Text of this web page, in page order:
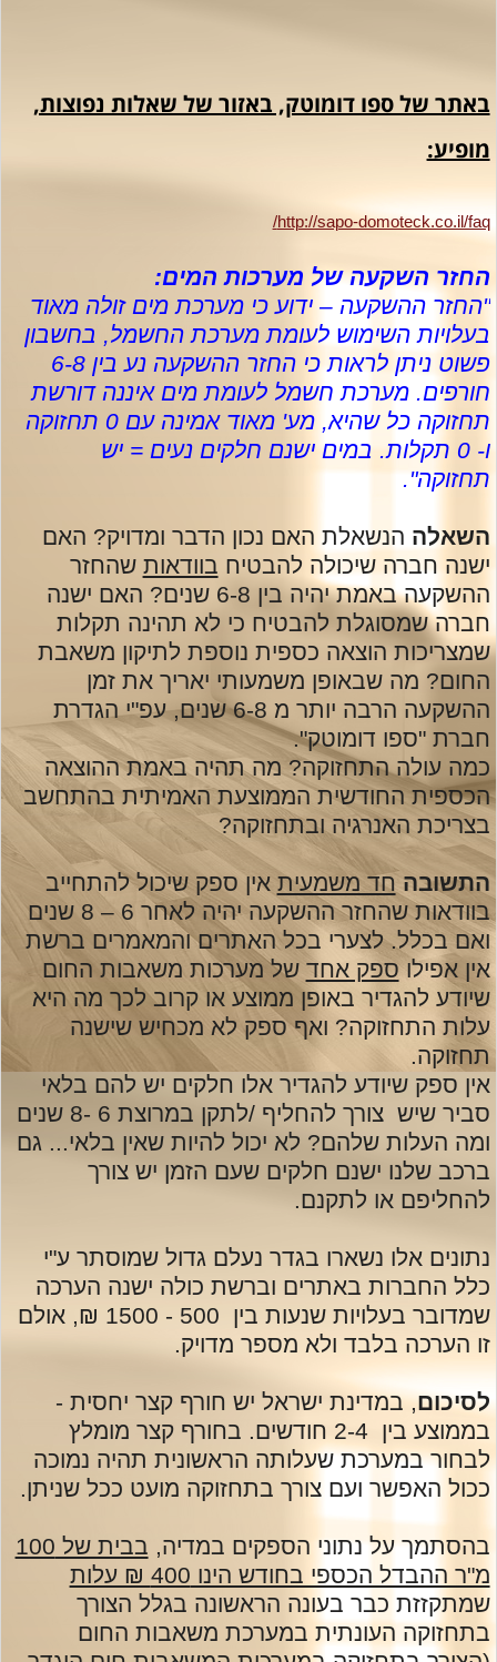
באתר של ספו דומוטק, באזור של שאלות נפוצות,
מופיע:
http://sapo-domoteck.co.il/faq
/
החזר השקעה של מערכות המים:
"החזר ההשקעה – ידוע כי מערכת מים זולה מאוד
בעלויות השימוש לעומת מערכת החשמל, בחשבון
פשוט ניתן לראות כי החזר ההשקעה נע בין 6-8
חורפים. מערכת חשמל לעומת מים איננה דורשת
תחזוקה כל שהיא, מע' מאוד אמינה עם 0 תחזוקה
ו- 0 תקלות. במים ישנם חלקים נעים = יש
תחזוקה"
.
השאלה הנשאלת האם נכון הדבר ומדויק? האם
ישנה חברה שיכולה להבטיח בוודאות שהחזר
ההשקעה באמת יהיה בין 6-8 שנים? האם ישנה
חברה שמסוגלת להבטיח כי לא תהינה תקלות
שמצריכות הוצאה כספית נוספת לתיקון משאבת
החום? מה שבאופן משמעותי יאריך את זמן
ההשקעה הרבה יותר מ 6-8 שנים, עפ"י הגדרת
חברת "ספו דומוטק".
כמה עולה התחזוקה? מה תהיה באמת ההוצאה
הכספית החודשית הממוצעת האמיתית בהתחשב
בצריכת האנרגיה ובתחזוקה?
התשובהחד משמעית אין ספק שיכול להתחייב
בוודאות שהחזר ההשקעה יהיה לאחר 6 – 8 שנים
ואם בכלל. לצערי בכל האתרים והמאמרים ברשת
אין אפילוספק אחד של מערכות משאבות החום
שיודע להגדיר באופן ממוצע או קרוב לכך מה היא
עלות התחזוקה? ואף ספק לא מכחיש שישנה
תחזוקה.
אין ספק שיודע להגדיר אלו חלקים יש להם בלאי
סביר שיש צורך להחליף /לתקן במרוצת 6 -8 שנים
ומה העלות שלהם? לא יכול להיות שאין בלאי... גם
ברכב שלנו ישנם חלקים שעם הזמן יש צורך
להחליפם או לתקנם.
נתונים אלו נשארו בגדר נעלם גדול שמוסתר ע"י
כלל החברות באתרים וברשת כולה ישנה הערכה
שמדובר בעלויות שנעות בין 500 - 1500 ₪, אולם
זו הערכה בלבד ולא מספר מדויק.
לסיכום, במדינת ישראל יש חורף קצר יחסית -
בממוצע בין 2-4 חודשים. בחורף קצר מומלץ
לבחור במערכת שעלותה הראשונית תהיה נמוכה
ככול האפשר ועם צורך בתחזוקה מועט ככל שניתן.
בהסתמך על נתוני הספקים במדיה,
בבית של 100
מ"ר ההבדל הכספי בחודש הינו 400 ₪ עלות
שמתקזזת כבר בעונה הראשונה בגלל הצורך
בתחזוקה העונתית במערכת משאבות החום